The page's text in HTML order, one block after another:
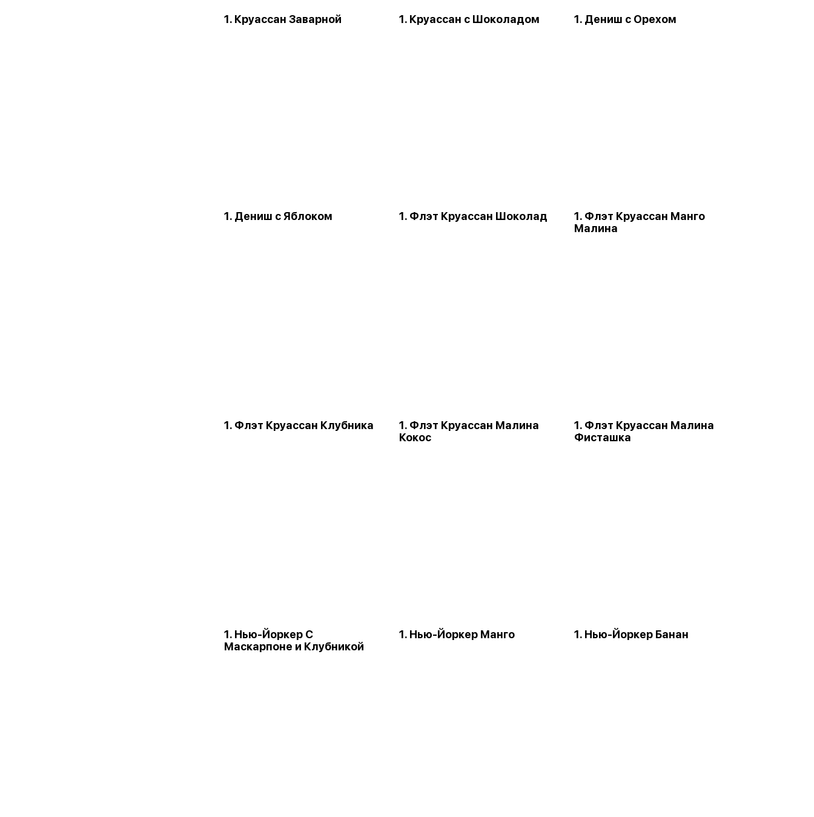
1. Круассан Заварной 1. Круассан с Шоколадом 1. Дениш с Орехом
1. Дениш с Яблоком 1. Флэт Круассан Шоколад
1. Флэт Круассан Манго
Малина
1. Флэт Круассан Клубника
1. Флэт Круассан Малина
Кокос
1. Флэт Круассан Малина
Фисташка
1. Нью-Йоркер С
Маскарпоне и Клубникой
1. Нью-Йоркер Манго 1. Нью-Йоркер Банан